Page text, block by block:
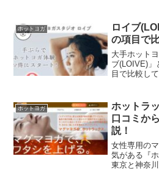
なっていま
見てみると
ホットヨガ
ロイブ
の項目で
大手ホット
ブ(LOIVE)」
目で比較し
「4.スタジ
ホットヨガ
ホットラ
口コミか
説！
女性専用の
気がある『
東京と神奈